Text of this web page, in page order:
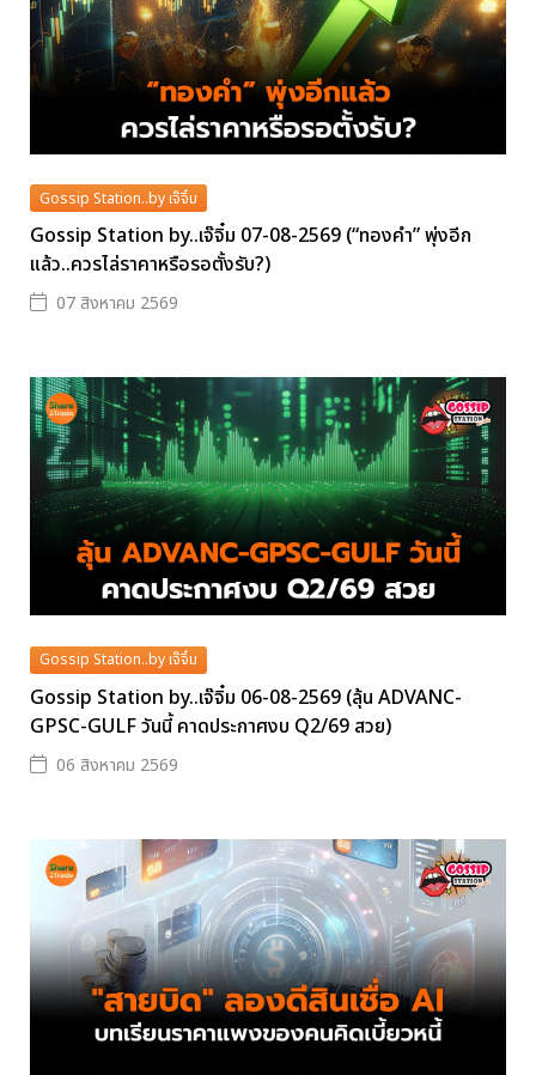
Gossip Station..by เจ๊จิ๋ม
Gossip Station by..เจ๊จิ๋ม 07-08-2569 (“ทองคำ” พุ่งอีก
แล้ว..ควรไล่ราคาหรือรอตั้งรับ?)
07 สิงหาคม 2569
Gossip Station..by เจ๊จิ๋ม
Gossip Station by..เจ๊จิ๋ม 06-08-2569 (ลุ้น ADVANC-
GPSC-GULF วันนี้ คาดประกาศงบ Q2/69 สวย)
06 สิงหาคม 2569